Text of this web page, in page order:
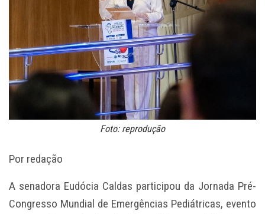
Foto: reprodução
Por redação
A senadora Eudócia Caldas participou da Jornada Pré-
Congresso Mundial de Emergências Pediátricas, evento